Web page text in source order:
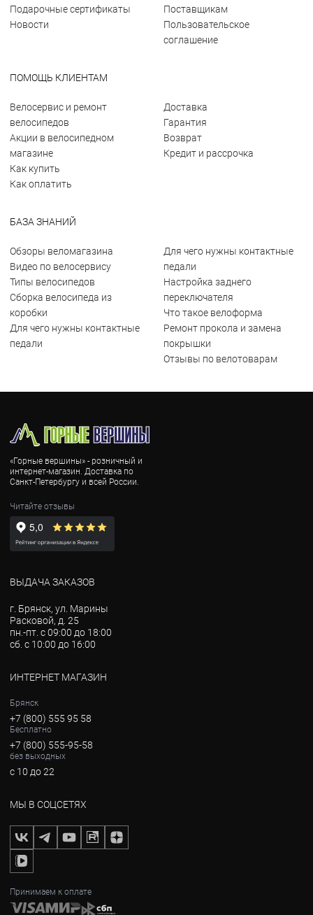
Подарочные сертификаты
Новости
Поставщикам
Пользовательское
соглашение
ПОМОЩЬ КЛИЕНТАМ
Велосервис и ремонт
велосипедов
Акции в велосипедном
магазине
Как купить
Как оплатить
Доставка
Гарантия
Возврат
Кредит и рассрочка
БАЗА ЗНАНИЙ
Обзоры веломагазина
Видео по велосервису
Типы велосипедов
Сборка велосипеда из
коробки
Для чего нужны контактные
педали
Для чего нужны контактные
педали
Настройка заднего
переключателя
Что такое велоформа
Ремонт прокола и замена
покрышки
Отзывы по велотоварам
«Горные вершины» - розничный и
интернет-магазин. Доставка по
Санкт-Петербургу и всей России.
Читайте отзывы
ВЫДАЧА ЗАКАЗОВ
г. Брянск, ул. Марины
Расковой, д. 25
пн.-пт. с 09:00 до 18:00
сб. с 10:00 до 16:00
ИНТЕРНЕТ МАГАЗИН
Брянск
+7 (800) 555 95 58
Бесплатно
+7 (800) 555-95-58
без выходных
с 10 до 22
МЫ В СОЦСЕТЯХ
Принимаем к оплате